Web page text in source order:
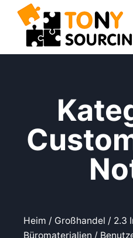
Heim / Großhandel / 2.3
Büromaterialien /